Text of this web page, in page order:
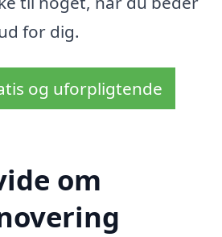
for dig.
og uforpligtende
om